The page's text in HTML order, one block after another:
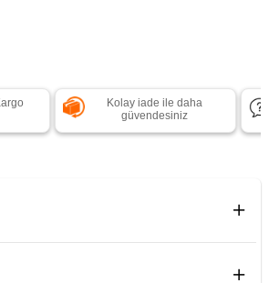
Kolay iade ile daha
güvendesiniz